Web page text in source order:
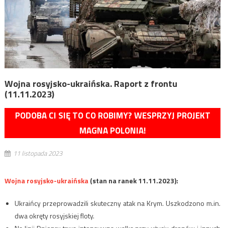
Wojna rosyjsko-ukraińska. Raport z frontu
(11.11.2023)
PODOBA CI SIĘ TO CO ROBIMY? WESPRZYJ PROJEKT
MAGNA POLONIA!
11 listopada 2023
Wojna rosyjsko-ukraińska(stan na ranek 11.11.2023):
Ukraińcy przeprowadzili skuteczny atak na Krym. Uszkodzono m.in.
dwa okręty rosyjskiej floty.